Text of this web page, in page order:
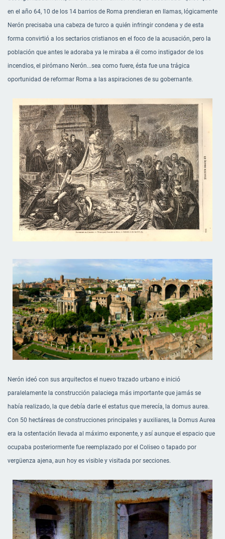
en el año 64, 10 de los 14 barrios de Roma prendieran en llamas, lógicamente
Nerón precisaba una cabeza de turco a quién infringir condena y de esta
forma convirtió a los sectarios cristianos en el foco de la acusación, pero la
población que antes le adoraba ya le miraba a él como instigador de los
incendios, el pirómano Nerón...sea como fuere, ésta fue una trágica
oportunidad de reformar Roma a las aspiraciones de su gobernante.
Nerón ideó con sus arquitectos el nuevo trazado urbano e inició
paralelamente la construcción palaciega más importante que jamás se
había realizado, la que debía darle el estatus que merecía, la domus aurea.
Con 50 hectáreas de construcciones principales y auxiliares, la Domus Aurea
era la ostentación llevada al máximo exponente, y así aunque el espacio que
ocupaba posteriormente fue reemplazado por el Coliseo o tapado por
vergüenza ajena, aun hoy es visible y visitada por secciones.